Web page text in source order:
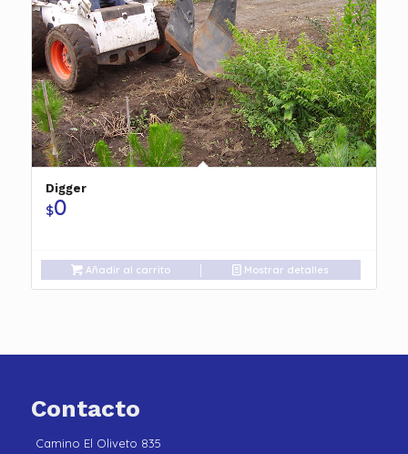
Digger
$0
Añadir al carrito Mostrar detalles
Contacto
Camino El Oliveto 835